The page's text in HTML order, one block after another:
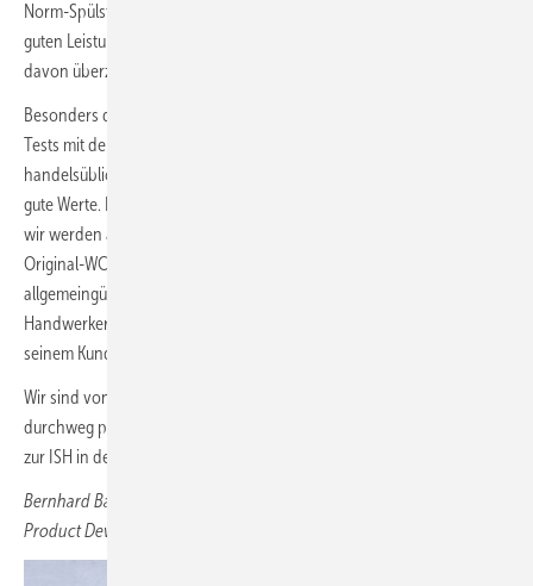
Norm-Spülständen geprüft. Dabei bestätigten sich die erwarteten sehr
guten Leistungswerte – unter
davon überzeugen.
Besonders das Spülergebnis aus Esslingen gibt Rätsel auf. In unseren
Tests mit dem EN-997-Norm-Spülkasten als auch mit eigenen und
handelsüblichen Spülkästen erreichen unsere WCs durchweg sehr
gute Werte. Dies untermauert auch ein vorliegendes LGA-Zertifikat –
wir werden auch hier noch eine valide, externe Nachprüfung der
Original-­WCs veranlassen. Grundsätzlich halten wir es für kritisch, die
allgemeingültige Norm durch Anpassungen zu verwässern, denn der
Handwerker haftet für seine Arbeit auf Basis der Norm gegenüber
seinem Kunden.
Wir sind von Silent Flush überzeugt und erhalten aus dem Markt
durchweg positives Feedback. Die nächste Generation steht bereits
zur ISH in den Startlöchern.
Bernha rd Baier,
Product Development Manager Laufen